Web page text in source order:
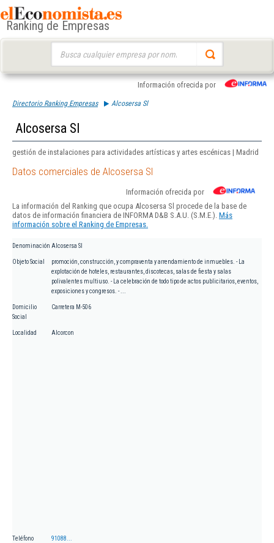
Ranking de Empresas
Información ofrecida por
Directorio Ranking Empresas Alcosersa Sl
Alcosersa Sl
gestión de instalaciones para actividades artísticas y artes escénicas | Madrid
Datos comerciales de Alcosersa Sl
Información ofrecida por
La información del Ranking que ocupa Alcosersa Sl procede de la base de
datos de información financiera de INFORMA D&B S.A.U. (S.M.E.). Más
información sobre el Ranking de Empresas.
Denominación Alcosersa Sl
Objeto Social
promoción, construcción, y compraventa y arrendamiento de inmuebles. - La
explotación de hoteles, restaurantes, discotecas, salas de fiesta y salas
polivalentes multiuso. - La celebración de todo tipo de actos publicitarios, eventos,
exposiciones y congresos. - ...
Domicilio
Social
Carretera M-506
Localidad Alcorcon
Teléfono 91088...